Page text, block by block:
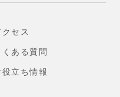
クセス
くある質問
役立ち情報